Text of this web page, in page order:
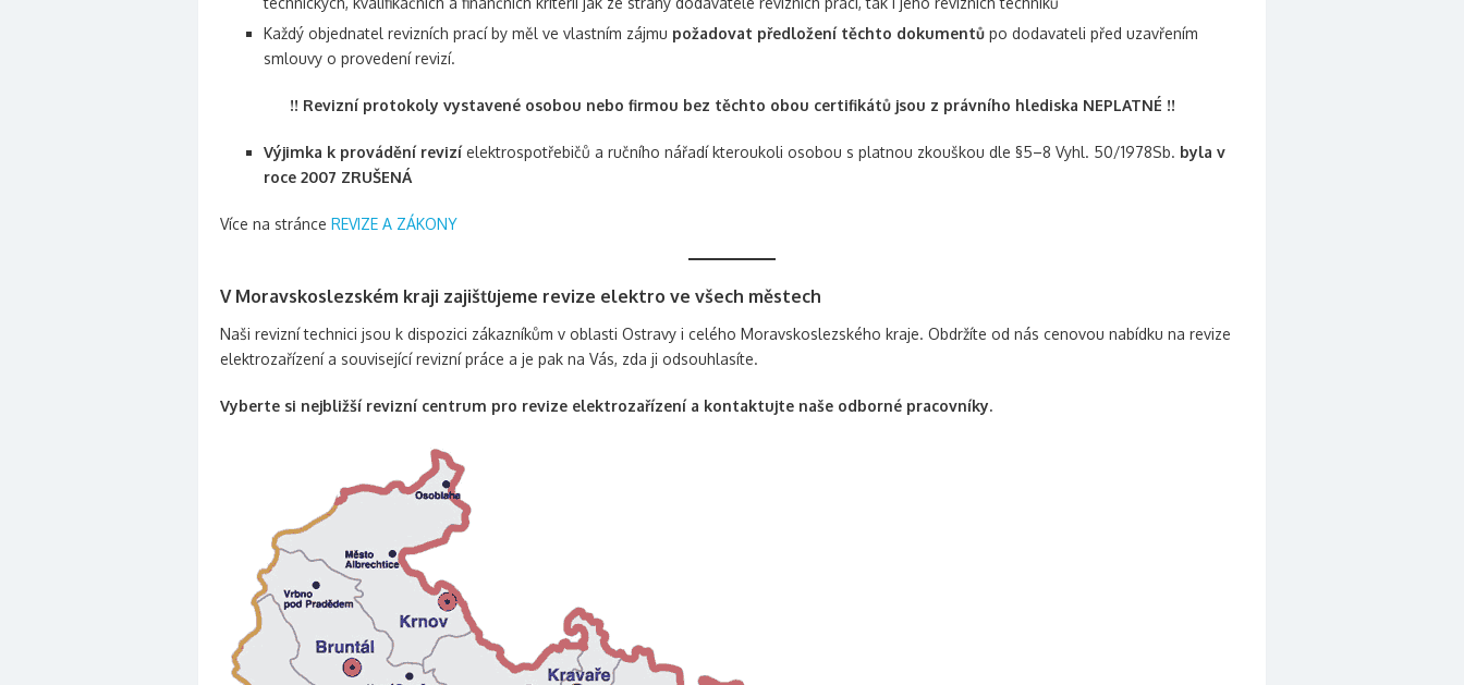
Každý objednatel revizních prací by měl ve vlastním zájmu požadovat předložení těchto dokumentů po dodavateli před uzavřením
smlouvy o provedení revizí.
!! Revizní protokoly vystavené osobou nebo firmou bez těchto obou certifikátů jsou z právního hlediska NEPLATNÉ !!
Výjimka k provádění revizíelektrospotřebičů a ručního nářadí kteroukoli osobou s platnou zkouškou dle §5–8 Vyhl. 50/1978Sb. byla v
roce 2007 ZRUŠENÁ
Více na stránce REVIZE A ZÁKONY
V Moravskoslezském kraji zajišťujeme revize elektro ve všech městech
Naši revizní technici jsou k dispozici zákazníkům v oblasti Ostravy i celého Moravskoslezského kraje. Obdržíte od nás cenovou nabídku na revize
elektrozařízení a související revizní práce a je pak na Vás, zda ji odsouhlasíte.
Vyberte si nejbližší revizní centrum pro revize elektrozařízení a kontaktujte naše odborné pracovníky.